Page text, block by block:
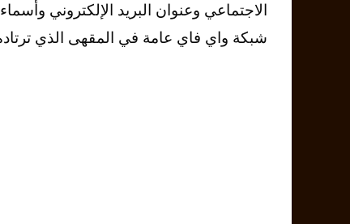
الاجتماعي وعنوان البريد الإلكتروني
شبكة واي فاي عامة في المقهى الذي